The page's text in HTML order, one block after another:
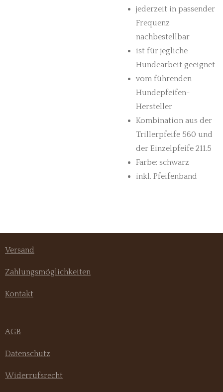
jederzeit in passender
Frequenz
nachbestellbar
ist für jegliche
Hundearbeit geeignet
vom führenden
Hundepfeifen-
Hersteller
Kombination aus der
Trillerpfeife 560 und
der Einzelpfeife 211.5
Farbe: schwarz
inkl. Pfeifenband
Versand
Zahlungsmöglichkeiten
Kontakt
AGB
Datenschutz
Widerrufsrecht